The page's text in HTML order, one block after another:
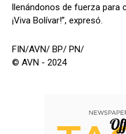
llenándonos de fuerza para
¡Viva Bolívar!”, expresó.
FIN/AVN/ BP/ PN/
© AVN - 2024